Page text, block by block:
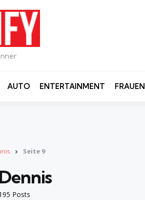
AUTO ENTERTAINMENT FRAUEN
Seite 9
Posts
Dennis